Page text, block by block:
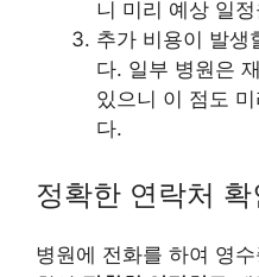
니 미리 예상 일
추가 비용이 발생
다. 일부 병원은
있으니 이 점도
다.
정확한 연락처 확
병원에 전화를 하여 영